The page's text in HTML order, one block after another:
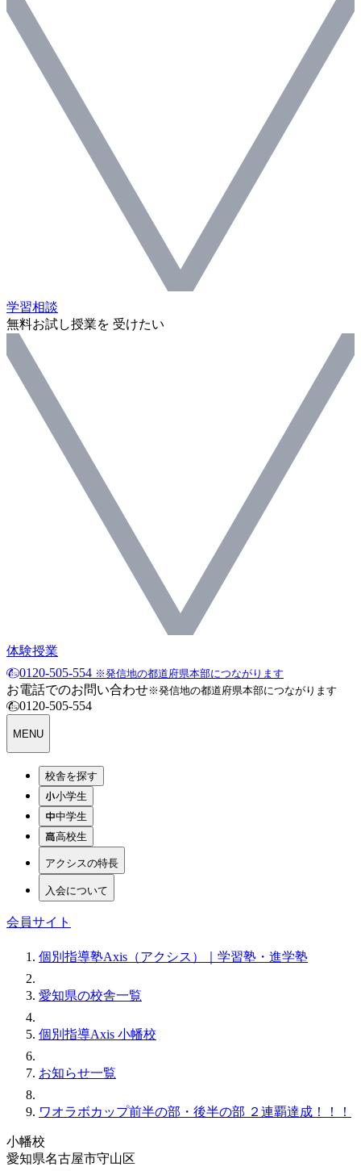
学習相談
無料お試し授業を 受けたい
体験授業
0120-505-554 ※発信地の都道府県本部につながります
お電話でのお問い合わせ※発信地の都道府県本部につながります
0120-505-554
MENU
校舎を探す
小学生
中学生
高校生
アクシスの特長
入会について
会員サイト
個別指導塾Axis（アクシス）｜学習塾・進学塾
愛知県の校舎一覧
個別指導Axis 小幡校
お知らせ一覧
ワオラボカップ前半の部・後半の部 ２連覇達成！！！
小幡校
愛知県名古屋市守山区